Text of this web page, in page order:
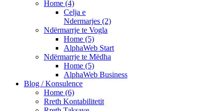
Home (4)
Celja e
Ndermarjes (2)
Ndërmarrje te Vogla
Home (5)
AlphaWeb Start
Ndërmarrje te Mëdha
Home (5)
AlphaWeb Business
Blog / Konsulence
Home (6)
Rreth Kontabilitetit